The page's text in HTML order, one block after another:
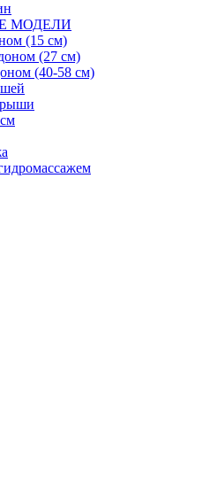
МОДЕЛИ
(15 см)
(27 см)
(40-58 см)